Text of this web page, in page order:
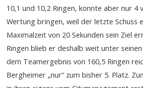
10,1 und 10,2 Ringen, konnte aber nur 4
Wertung bringen, weil der letzte Schuss
Maximalzeit von 20 Sekunden sein Ziel
Ringen blieb er deshalb weit unter
dem Teamergebnis von 160,5 Ringen
Bergheimer „nur“ zum bisher 5. Platz.